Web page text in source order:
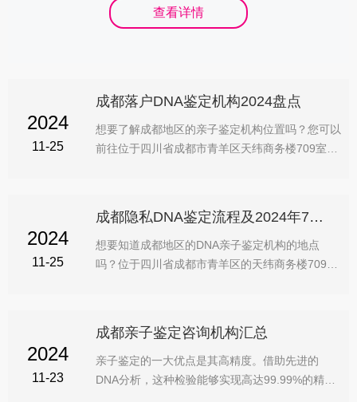
动。为帮助大家了解最新的收费标准，本文已汇总了2024年的相
关数据。 在进行亲子鉴定前，请务必选择具备合法资质的鉴定机
中心（成都中检国权基因），以其高效和
查看详情
2024
11-25
成都落户DNA鉴定机构2024盘点
想要了解成都地区的亲子鉴定机构位置吗？您可以
前往位于四川省成都市青羊区天纬商务楼709室的
此的生物联系。这项技术以其高精度和可信度，成
为家庭关系认证的重要科学手段。 以下是关于成
都个人亲子鉴定的详细信息： 1. 鉴定条件： - 当
2024
11-25
成都隐私DNA鉴定流程及2024年7月信息
想要知道成都地区的DNA亲子鉴定机构的地点
吗？位于四川省成都市青羊区的天纬商务楼709室
都正规亲子鉴定中心的地址： 1. 成都市中检国权
DNA亲子鉴定咨询中心：四川省成都市青羊区天
纬商务楼709室（靠近天府广场地铁站西1出
2024
11-23
成都亲子鉴定咨询机构汇总
亲子鉴定的一大优点是其高精度。借助先进的
DNA分析，这种检验能够实现高达99.99%的精确